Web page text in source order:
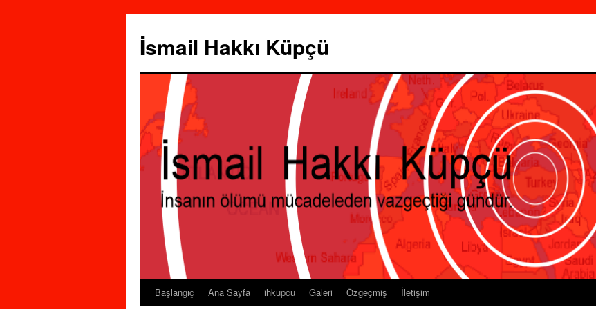
İsmail Hakkı Küpçü
Başlangıç Ana Sayfa ihkupcu Galeri Özgeçmiş İletişim